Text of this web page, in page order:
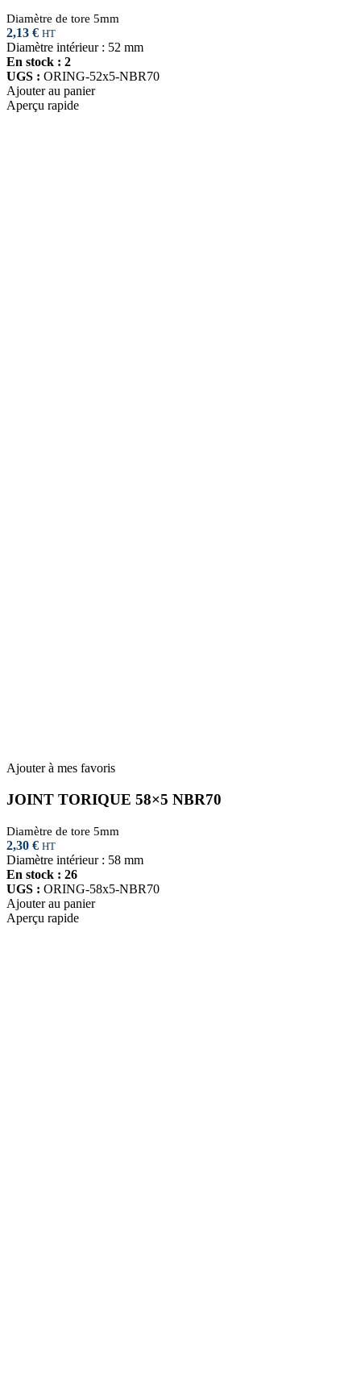
Diamètre de tore 5mm
2,13 € HT
Diamètre intérieur : 52 mm
En stock : 2
UGS : ORING-52x5-NBR70
Ajouter au panier
Aperçu rapide
Ajouter à mes favoris
JOINT TORIQUE 58×5 NBR70
Diamètre de tore 5mm
2,30 € HT
Diamètre intérieur : 58 mm
En stock : 26
UGS : ORING-58x5-NBR70
Ajouter au panier
Aperçu rapide